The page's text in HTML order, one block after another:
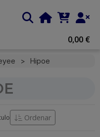
0,00 €
> Hipoe
Ordenar